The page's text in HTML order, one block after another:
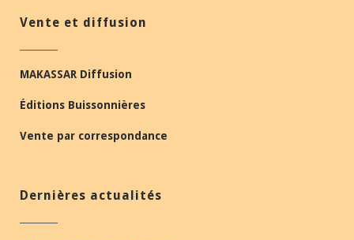
Vente et diffusion
MAKASSAR Diffusion
Éditions Buissonnières
Vente par correspondance
Dernières actualités